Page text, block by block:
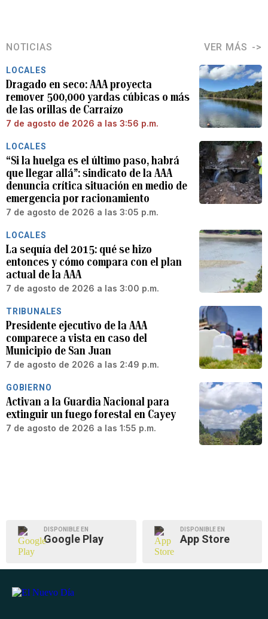
NOTICIAS VER MÁS
LOCALES
Dragado en seco: AAA proyecta
remover 500,000 yardas cúbicas o más
de las orillas de Carraízo
7 de agosto de 2026 a las 3:56 p.m.
LOCALES
“Si la huelga es el último paso, habrá
que llegar allá”: sindicato de la AAA
denuncia crítica situación en medio de
emergencia por racionamiento
7 de agosto de 2026 a las 3:05 p.m.
LOCALES
La sequía del 2015: qué se hizo
entonces y cómo compara con el plan
actual de la AAA
7 de agosto de 2026 a las 3:00 p.m.
TRIBUNALES
Presidente ejecutivo de la AAA
comparece a vista en caso del
Municipio de San Juan
7 de agosto de 2026 a las 2:49 p.m.
GOBIERNO
Activan a la Guardia Nacional para
extinguir un fuego forestal en Cayey
7 de agosto de 2026 a las 1:55 p.m.
DISPONIBLE EN
Google Play
DISPONIBLE EN
App Store